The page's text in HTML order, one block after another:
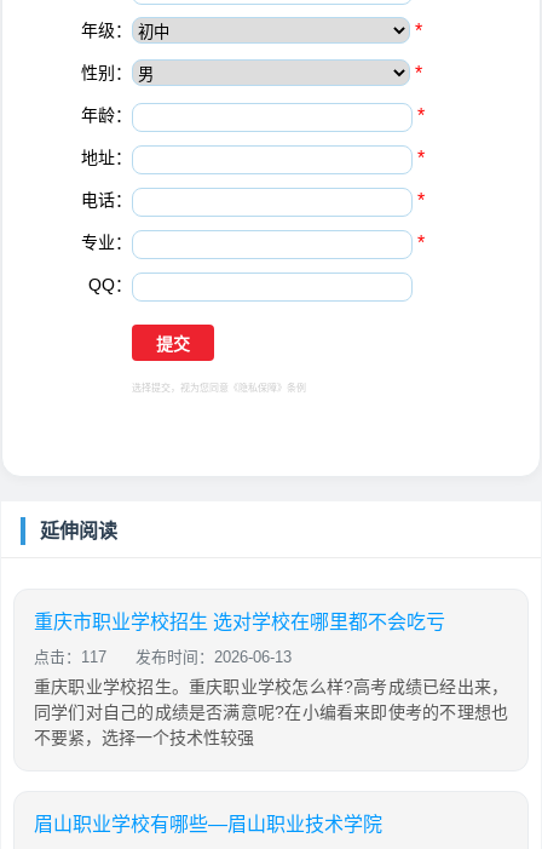
年级： *
性别： *
年龄： *
地址： *
电话： *
专业： *
QQ：
选择提交，视为您同意 《隐私保障》 条例
延伸阅读
重庆市职业学校招生 选对学校在哪里都不会吃亏
点击：117 发布时间：2026-06-13
重庆职业学校招生。重庆职业学校怎么样?高考成绩已经出来，
同学们对自己的成绩是否满意呢?在小编看来即使考的不理想也
不要紧，选择一个技术性较强
眉山职业学校有哪些—眉山职业技术学院